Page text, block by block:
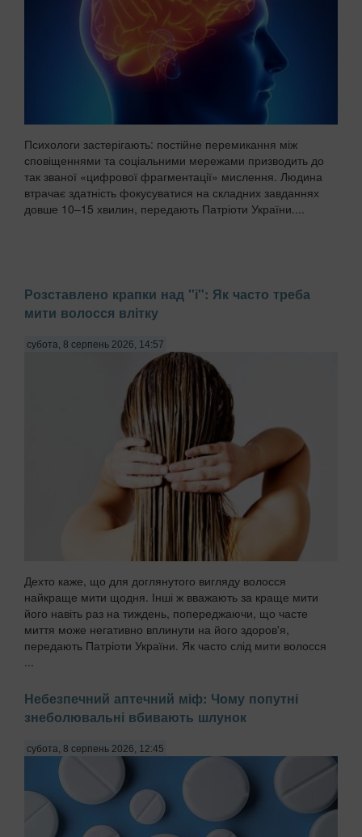
Психологи застерігають: постійне перемикання між
сповіщеннями та соціальними мережами призводить до
так званої «цифрової фрагментації» мислення. Людина
втрачає здатність фокусуватися на складних завданнях
довше 10–15 хвилин, передають Патріоти України....
Розставлено крапки над "і": Як часто треба
мити волосся влітку
субота, 8 серпень 2026, 14:57
Дехто каже, що для доглянутого вигляду волосся
найкраще мити щодня. Інші ж вважають за краще мити
його навіть раз на тиждень, попереджаючи, що часте
миття може негативно вплинути на його здоров'я,
передають Патріоти України. Як часто слід мити волосся
Небезпечний аптечний міф: Чому попутні
знеболювальні вбивають шлунок
субота, 8 серпень 2026, 12:45